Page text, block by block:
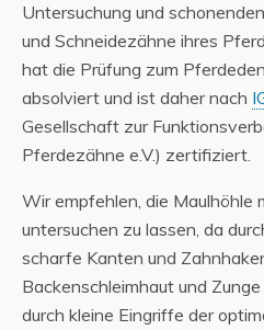
Untersuchung und
und Schneidezähne ihres
hat die Prüfung zum
absolviert und ist daher nach
Gesellschaft zur
Pferdezähne e.V.) zertifiziert.
Wir empfehlen, die Maulhöhle
untersuchen zu lassen, da
scharfe Kanten und
Backenschleimhaut und
durch kleine Eingriffe der